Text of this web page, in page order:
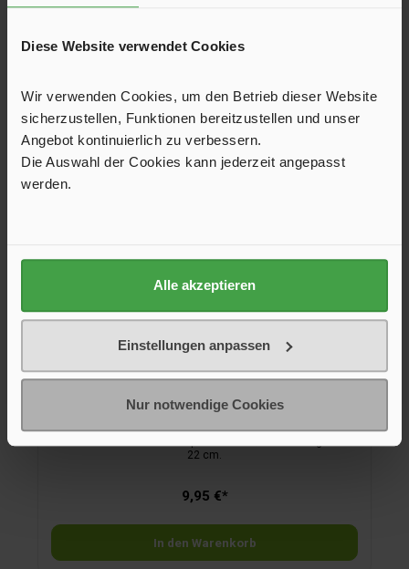
Diese Website verwendet Cookies
Wir verwenden Cookies, um den Betrieb dieser Website
sicherzustellen, Funktionen bereitzustellen und unser
Angebot kontinuierlich zu verbessern.
Die Auswahl der Cookies kann jederzeit angepasst
werden.
Alle akzeptieren
Einstellungen anpassen
Nur notwendige Cookies
22 cm.
9,95 €*
In den Warenkorb